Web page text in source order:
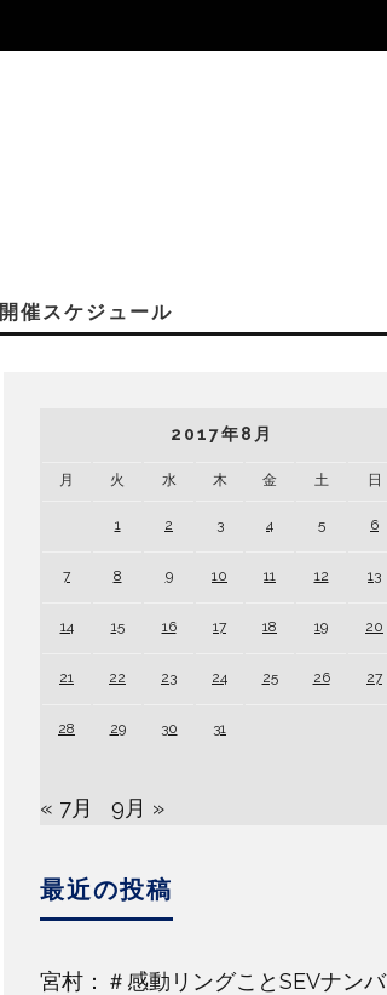
開催スケジュール
2017年8月
月 火 水 木 金 土 日
1 2 3 4 5 6
7 8 9 10 11 12 13
14 15 16 17 18 19 20
21 22 23 24 25 26 27
28 29 30 31
« 7月 9月 »
最近の投稿
宮村：＃感動リングことSEVナンバ